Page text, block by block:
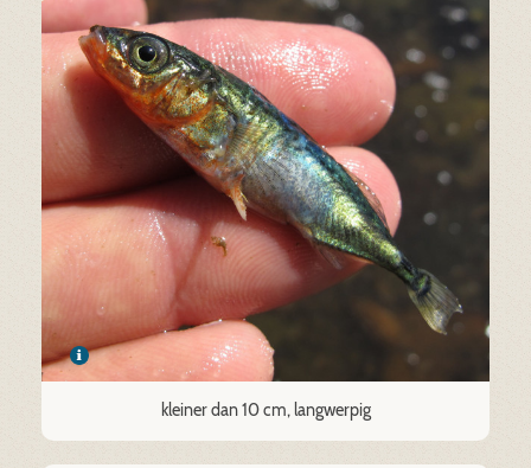
kleiner dan 10 cm, langwerpig